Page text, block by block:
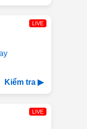
LIVE
Kiểm tra ▶
LIVE